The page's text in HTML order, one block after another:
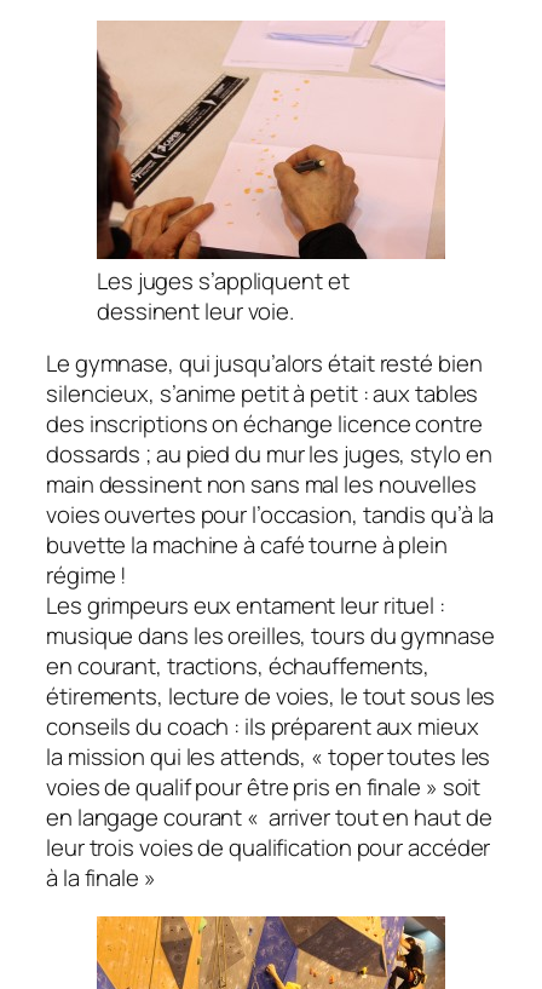
Les juges s’appliquent et
dessinent leur voie.
Le gymnase, qui jusqu’alors était resté bien
silencieux, s’anime petit à petit : aux tables
des inscriptions on échange licence contre
dossards ; au pied du mur les juges, stylo en
main dessinent non sans mal les nouvelles
voies ouvertes pour l’occasion, tandis qu’à la
buvette la machine à café tourne à plein
régime !
Les grimpeurs eux entament leur rituel :
musique dans les oreilles, tours du gymnase
en courant, tractions, échauffements,
étirements, lecture de voies, le tout sous les
conseils du coach : ils préparent aux mieux
la mission qui les attends, « toper toutes les
voies de qualif pour être pris en finale » soit
en langage courant « arriver tout en haut de
leur trois voies de qualification pour accéder
à la finale »